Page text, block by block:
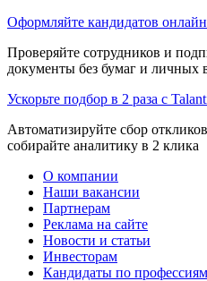
Оформляйте кандидатов онлайн
Проверяйте сотрудников и
документы без бумаг и личных
Ускорьте подбор в 2 раза с
Автоматизируйте сбор
собирайте аналитику в 2 клика
О компании
Наши вакансии
Партнерам
Реклама на сайте
Новости и статьи
Инвесторам
Кандидаты по профессиям